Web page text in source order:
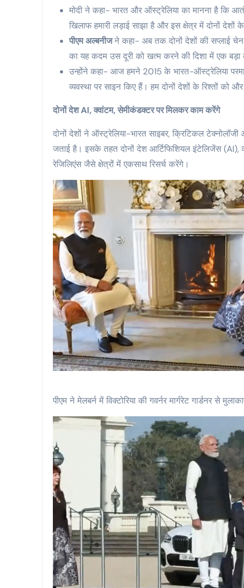
मोदी ने कहा- भारत और ऑस्ट्रेलिया का मानना है कि
खिलाफ हमारी लड़ाई साझा है और इस क्षेत्र में दोनों देशों
पीएम अल्बनीजने कहा- अब तक दोनों देशों की सप्लाई
का यह कदम उस दूरी को खत्म करने की दिशा में एक
उन्होंने कहा- आज हमने 2015 के भारत-ऑस्ट्रेलिया
व्यवस्था पर साइन किए हैं। हम दोनों देशों के रिश्तों को
दोनों देश AI, क्वांटम, सेमीकंडक्टर पर मिलकर काम करेंगे
दोनों देशों ने ऑस्ट्रेलिया-भारत साइबर, क्रिटिकल
जताई है। इसके तहत दोनों देश आर्टिफिशियल इंटेलिजेंस (AI),
रेजिलिएंस जैसे क्षेत्रों में एकसाथ रिसर्च करेंगे।
पीएम ने मेलबर्न में विक्टोरिया की गवर्नर मार्गरेट गार्डनर से